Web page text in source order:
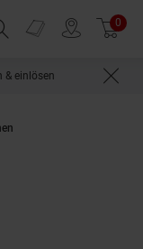
einblenden
Prospekte 0
& einlösen